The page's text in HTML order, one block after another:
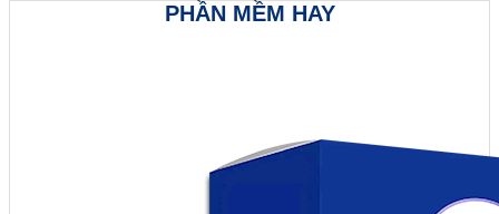
PHẦN MỀM HAY